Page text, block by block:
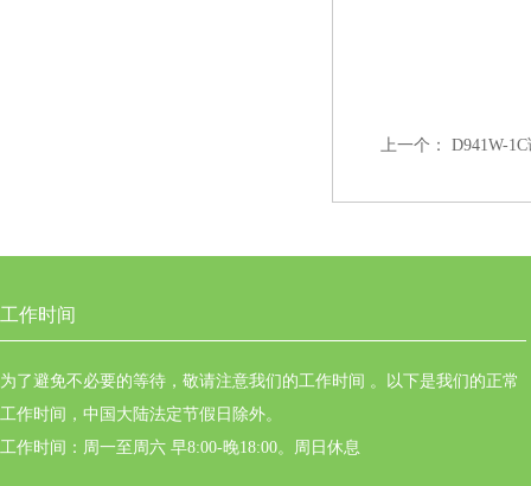
上一个： D941W-
工作时间
为了避免不必要的等待，敬请注意我们的工作时间 。以下是我们的正常
工作时间，中国大陆法定节假日除外。
工作时间：周一至周六 早8:00-晚18:00。周日休息